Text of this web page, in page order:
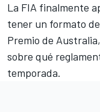
La FIA finalmente
tener un formato
Premio de
sobre qué
temporada.